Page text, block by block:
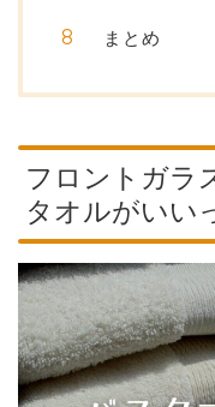
まとめ
フロントガラ
タオルがいい